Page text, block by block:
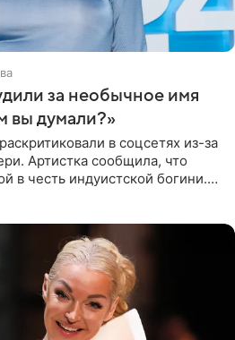
за необычное имя
вы думали?»
в соцсетях из-за
Артистка сообщила, что
в честь индуистской богини.